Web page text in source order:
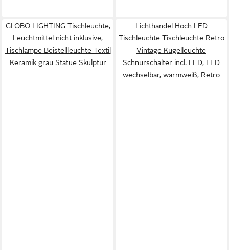
GLOBO LIGHTING Tischleuchte,
Leuchtmittel nicht inklusive,
Tischlampe Beistellleuchte Textil
Keramik grau Statue Skulptur
Lichthandel Hoch LED
Tischleuchte Tischleuchte Retro
Vintage Kugelleuchte
Schnurschalter incl. LED, LED
wechselbar, warmweiß, Retro